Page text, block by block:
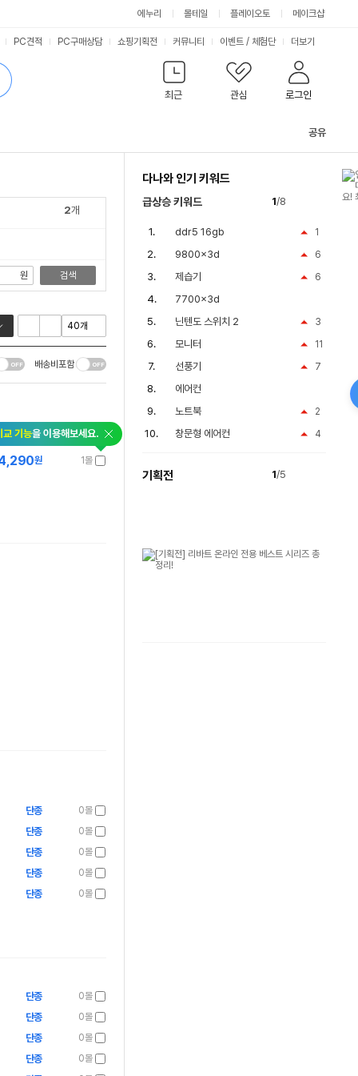
에누리 몰테일 플레이오토 메이크샵
최근 관심 로그인
PC견적 PC구매상담 쇼핑기획전 커뮤니티 이벤트 / 체험단 더보기
공유
2개
원 검색
배송비포함
기능을 이용해보세요.
1몰
원
0몰
단종
0몰
단종
0몰
단종
0몰
단종
0몰
단종
0몰
단종
0몰
단종
0몰
단종
0몰
단종
다나와 인기 키워드
급상승 키워드 1/8
1
ddr5 16gb
6
9800x3d
6
제습기
7700x3d
3
닌텐도 스위치 2
11
모니터
7
선풍기
에어컨
2
노트북
4
창문형 에어컨
기획전 1/5